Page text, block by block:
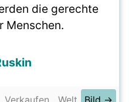
die gerechte
Menschen.
Verkaufen Welt Bild →